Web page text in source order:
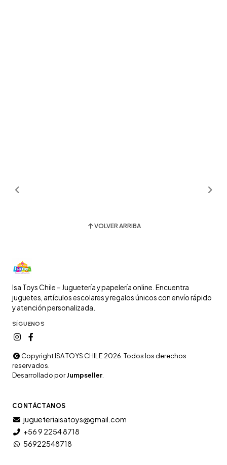
VOLVER ARRIBA
Isa Toys Chile – Juguetería y papelería online. Encuentra
juguetes, artículos escolares y regalos únicos con envío rápido
y atención personalizada.
SÍGUENOS
Copyright ISA TOYS CHILE 2026. Todos los derechos
reservados.
Desarrollado porJumpseller
CONTÁCTANOS
jugueteriaisatoys@gmail.com
+56 9 2254 8718
56922548718